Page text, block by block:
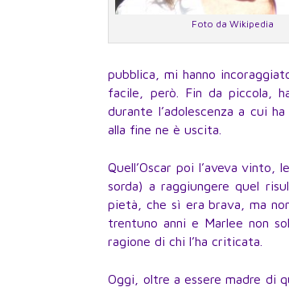
Foto da Wikipedia
pubblica, mi hanno
facile, però. Fin da piccola,
durante l’adolescenza a cui
alla fine ne è uscita.
Quell’Oscar poi l’aveva
sorda) a raggiungere quel
pietà, che sì era brava, ma
trentuno anni e Marlee non
ragione di chi l’ha criticata.
Oggi, oltre a essere madre di